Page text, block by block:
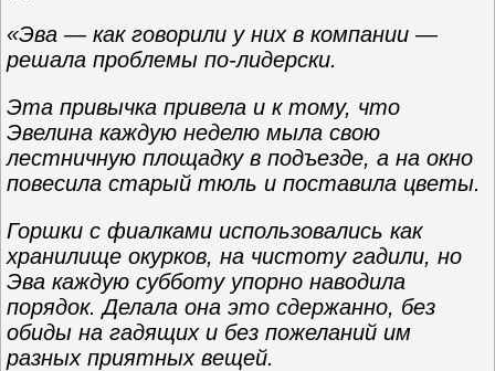
«Эва — как говорили у них в компании —
решала проблемы по-лидерски.
Эта привычка привела и к тому, что
Эвелина каждую неделю мыла свою
лестничную площадку в подъезде, а на окно
повесила старый тюль и поставила цветы.
Горшки с фиалками использовались как
хранилище окурков, на чистоту гадили, но
Эва каждую субботу упорно наводила
порядок. Делала она это сдержанно, без
обиды на гадящих и без пожеланий им
разных приятных вещей.